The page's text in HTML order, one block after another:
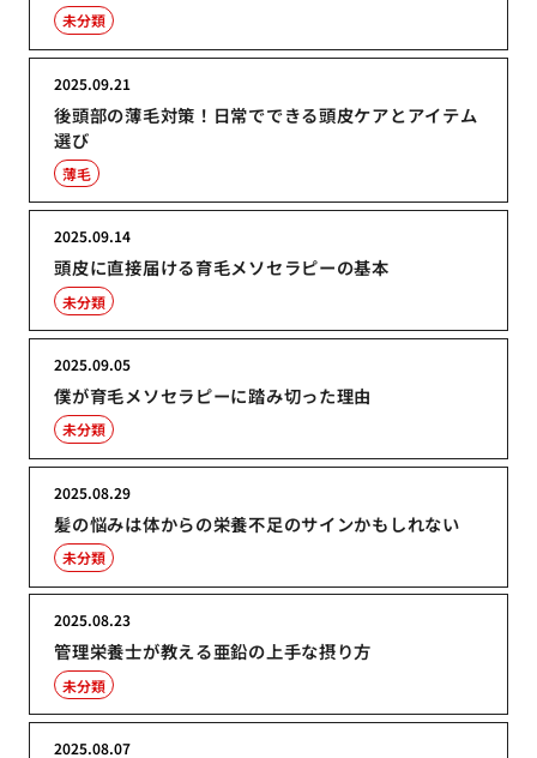
未分類
後頭部の薄毛対策！日常でできる頭皮ケアとアイテム
選び
2025.09.21
薄毛
頭皮に直接届ける育毛メソセラピーの基本
2025.09.14
未分類
僕が育毛メソセラピーに踏み切った理由
2025.09.05
未分類
髪の悩みは体からの栄養不足のサインかもしれない
2025.08.29
未分類
管理栄養士が教える亜鉛の上手な摂り方
2025.08.23
未分類
2025.08.07